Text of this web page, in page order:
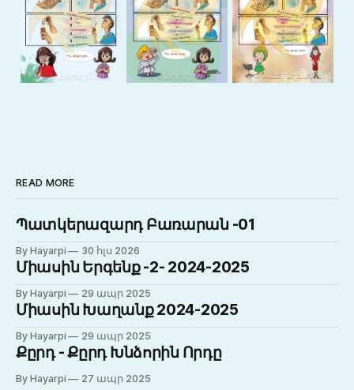
READ MORE
Պատկերազարդ Բառարան -01
By Hayarpi 30 հլս 2026
Միասին Երգենք -2- 2024-2025
By Hayarpi 29 ապր 2025
Միասին Խաղանք 2024-2025
By Hayarpi 29 ապր 2025
Քըրդ - Քըրդ Խնձորին Որդը
By Hayarpi 27 ապր 2025